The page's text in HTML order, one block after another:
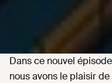
Dans ce nouvel
nous avons le plaisir